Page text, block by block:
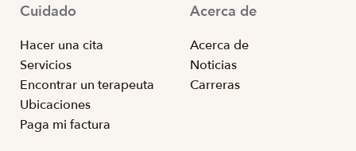
Cuidado
Hacer una cita
Servicios
Encontrar un terapeuta
Ubicaciones
Paga mi factura
Acerca de
Acerca de
Noticias
Carreras